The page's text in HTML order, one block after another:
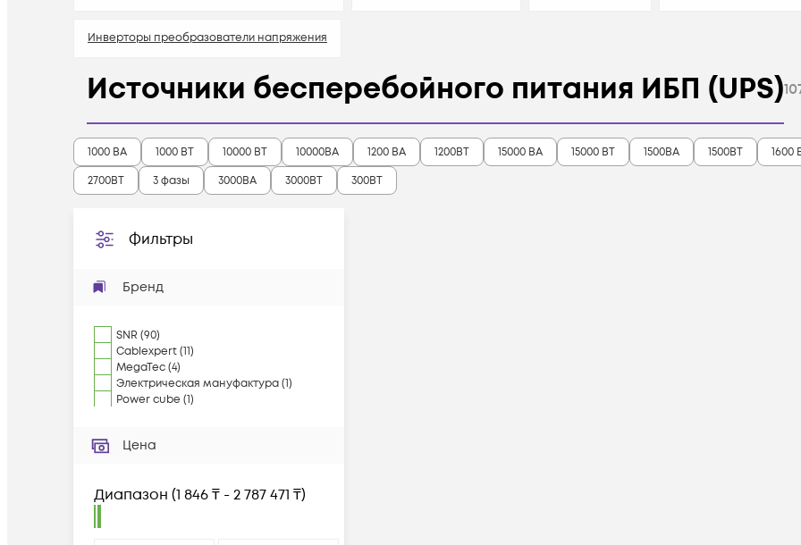
Конфигураторы
Инверторы преобразователи напряжения
Источники бесперебойного питания ИБП (UPS)
Фильтры
Бренд
SNR (90)
Cablexpert(11)
MegaTec(4)
Электрическая мануфактура(1)
Power cube (1)
Цена
Диапазон (1 846 ₸ - 2 787 471 ₸)
1000 ВА 1000 ВТ 10000 ВТ 10000ВА 1200 ВА 1200ВТ 15000 ВА 15000 ВТ 1500ВА 1500ВТ 1600
2700ВТ
3 фазы 3000ВА 3000ВТ 300ВТ